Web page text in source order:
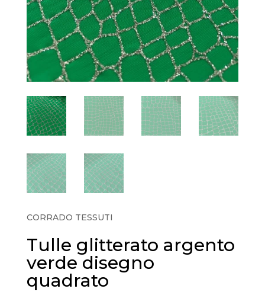
CORRADO TESSUTI
Tulle glitterato argento
verde disegno
quadrato